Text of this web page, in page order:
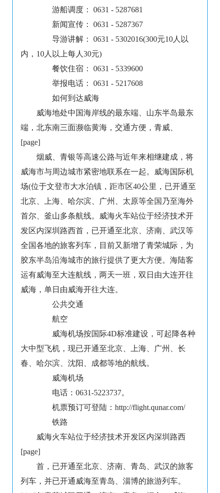
游船调度： 0631 - 5287681
新闻宣传： 0631 - 5287367
导游讲解： 0631 - 5302016(300元10人以
内，10人以上每人30元)
餐饮住宿： 0631 - 5339600
举报电话： 0631 - 5217608
如何到达威海
威海地处中国海岸线的最东端、山东半岛最东
端，北东南三面濒临黄海，交通方便，青威、
[page]
烟威、青银等高速公路与近年来相继建成，将
威海市与周边城市紧密地联系在一起。威海国际机
场(位于文登市大水泊镇，距市区40公里，已开通至
北京、上海、哈尔滨、广州、太原等全国乃至海外
首尔、釜山多条航线。威海火车站位于经济技术开
发区内深圳路西首，已开通至北京、济南、武汉等
全国各地的旅客列车，目前又新增了青荣城际，为
胶东半岛沿海城市的旅行提供了更大方便。海陆客
运有威海至大连航线，两天一班，双日由大连开往
威海，单日由威海开往大连。
公共交通
航空
威海机场按国际4D标准建设，可起降各种
大中型飞机，现已开通至北京、上海、广州、长
春、哈尔滨、沈阳、成都等地的航线。
威海机场
电话：0631-5223737。
机票预订可登陆：http://flight.qunar.com/
铁路
威海火车站位于经济技术开发区内深圳路西
[page]
首，已开通至北京、济南、青岛、武汉的旅客
列车，并已开通威海至青岛、淄博的旅游列车。